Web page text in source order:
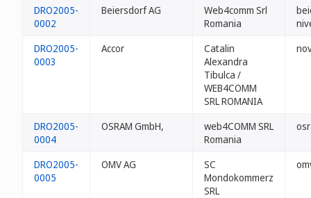
DRO2005-
0002
Beiersdorf AG
Web4comm Srl
Romania
DRO2005-
0003
Accor
Catalin
Alexandra
Tibulca /
WEB4COMM
SRL ROMANIA
DRO2005-
0004
OSRAM GmbH,
web4COMM SRL
Romania
DRO2005-
0005
OMV AG
SC
Mondokommerz
SRL